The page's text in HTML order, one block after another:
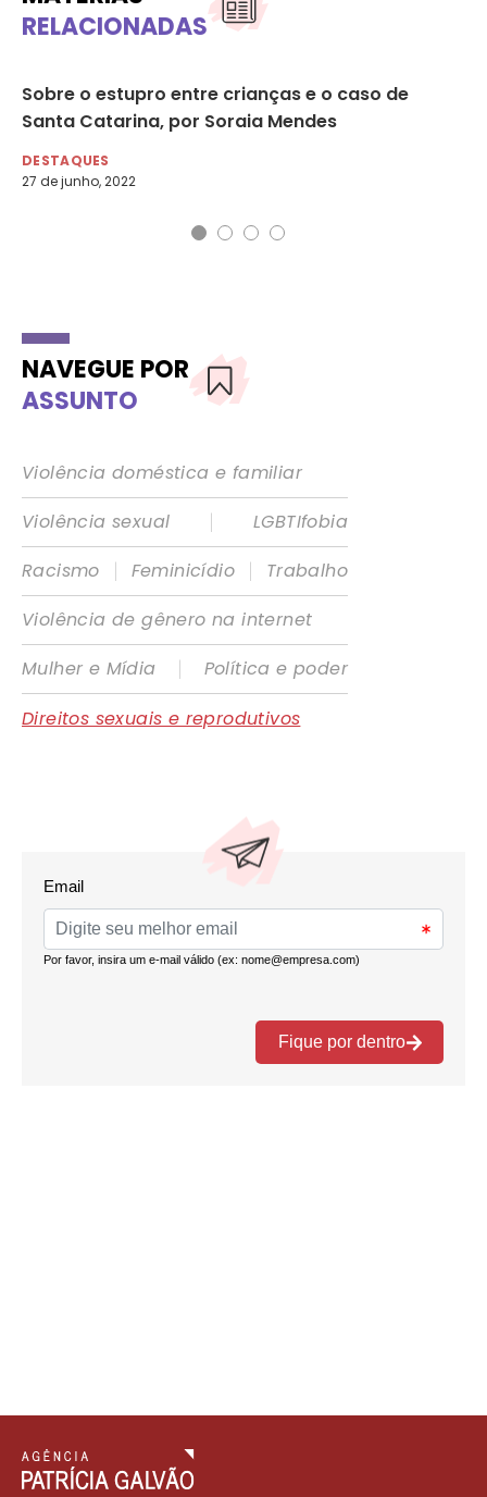
RELACIONADAS
Sobre o estupro entre crianças e o caso de
Santa Catarina, por Soraia Mendes
DESTAQUES
27 de junho, 2022
NAVEGUE POR
ASSUNTO
Violência doméstica e familiar
Violência sexual
|
LGBTIfobia
Racismo
| Feminicídio |
Trabalho
Violência de gênero na internet
Mulher e Mídia
|
Política e poder
Direitos sexuais e reprodutivos